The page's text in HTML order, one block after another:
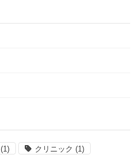
(1) クリニック (1)